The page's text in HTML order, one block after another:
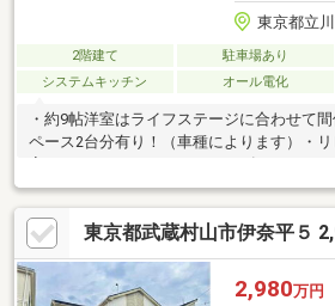
東京都立
2階建て 駐車場あり
システムキッチン
オール電化
・約9帖洋室はライフステージに合わせて
ペース2台分有り！（車種によります）・リ
ッキがあり、太陽の下でのくつろぎの空間
東京都武蔵村山市伊奈平５
2,980万円